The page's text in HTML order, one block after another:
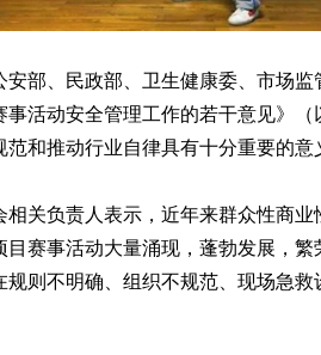
、民政部、卫生健康委、市场监
事活动安全管理工作的若干意见》
范和推动行业自律具有十分重要的意
负责人表示，近年来群众性商业
目赛事活动大量涌现，蓬勃发展，
规则不明确、组织不规范、现场急